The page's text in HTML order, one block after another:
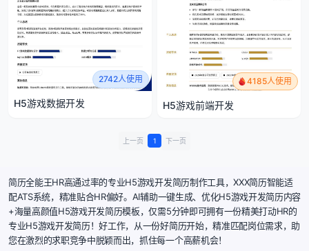
2742人使用
H5游戏数据开发
4185人使用
H5游戏前端开发
上一页 1 下一页
简历全能王HR高通过率的专业H5游戏开发简历制作工具，XXX简历智能适
配ATS系统，精准贴合HR偏好。AI辅助一键生成、优化H5游戏开发简历内容
+海量高颜值H5游戏开发简历模板，仅需5分钟即可拥有一份精美打动HR的
专业H5游戏开发简历！好工作，从一份好简历开始，精准匹配岗位需求，助
您在激烈的求职竞争中脱颖而出，抓住每一个高薪机会！